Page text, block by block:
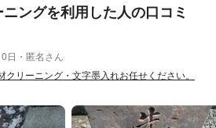
ングを利用した人の口コミ
日・匿名さん
リーニング・文字墨入れお任せください。